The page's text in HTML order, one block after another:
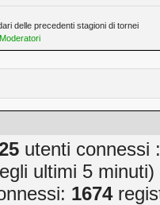
delle precedenti stagioni di tornei
Moderatori
utenti connessi
ultimi 5 minuti)
1674